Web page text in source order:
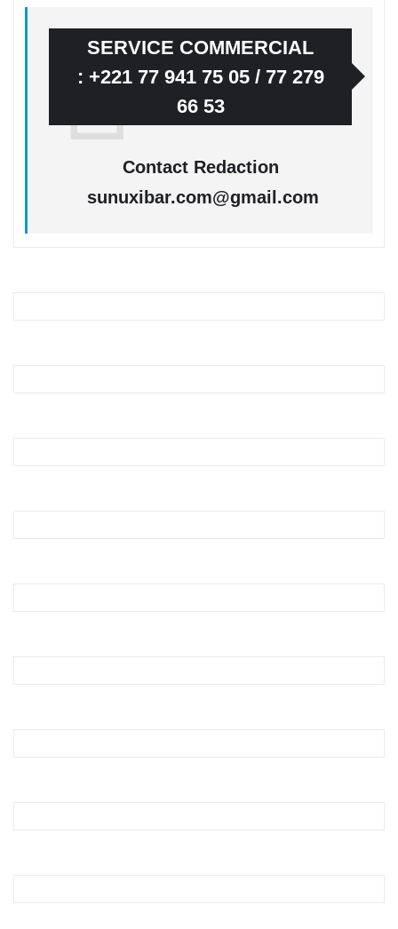
SERVICE COMMERCIAL
: +221 77 941 75 05 / 77 279
66 53
Contact Redaction
sunuxibar.com@gmail.com